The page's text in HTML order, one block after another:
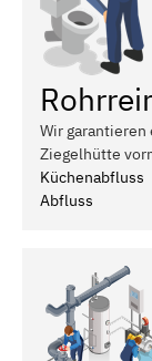
Wir garantieren
Ziegelhütte
Küchenabfluss
Abfluss